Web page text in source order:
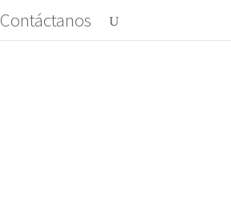
Contáctanos